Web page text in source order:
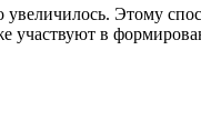
Этому
участвуют в